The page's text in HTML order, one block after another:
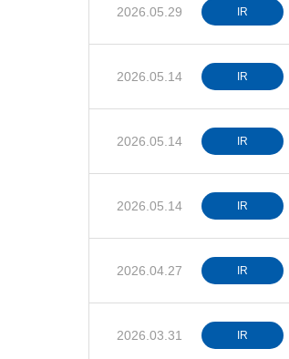
2026.05.29 IR
2026.05.14 IR
2026.05.14 IR
2026.05.14 IR
2026.04.27 IR
2026.03.31 IR